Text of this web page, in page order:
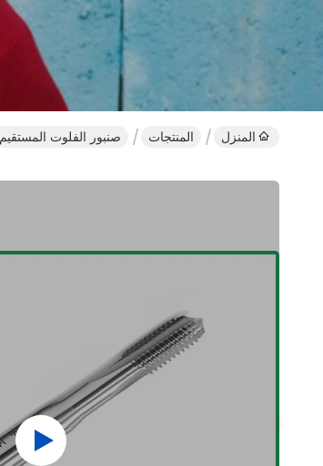
المنزل المنتجات صنبور الفلوت المستقيم